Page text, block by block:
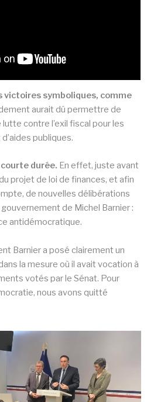
victoires symboliques, comme
aurait dû permettre de
contre l’exil fiscal pour les
publiques.
durée. En effet, juste avant
projet de loi de finances, et afin
de nouvelles délibérations
de Michel Barnier :
antidémocratique.
Barnier a posé clairement un
la mesure où il avait vocation à
votés par le Sénat. Pour
nous avons quitté